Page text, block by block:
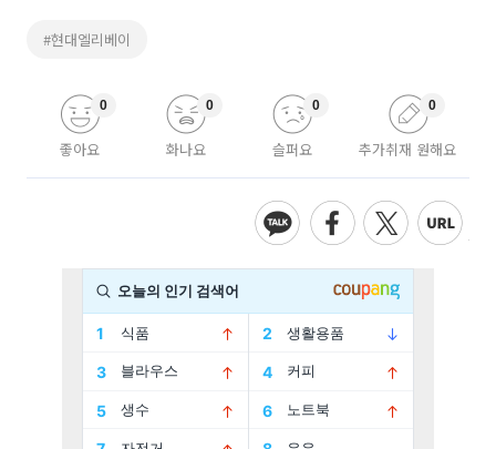
#현대엘리베이
좋아요
0
화나요
0
슬퍼요
0
추가취재 원해요
0